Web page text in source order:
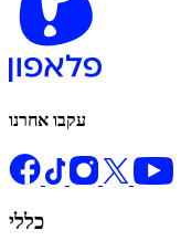
עקבו אחרנו
כללי